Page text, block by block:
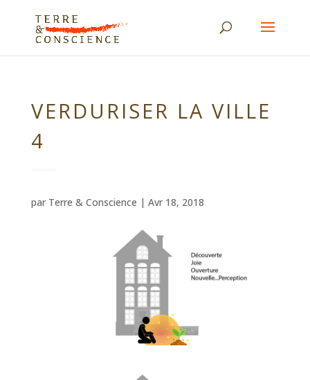
VERDURISER LA VILLE
4
par Terre & Conscience | Avr 18, 2018